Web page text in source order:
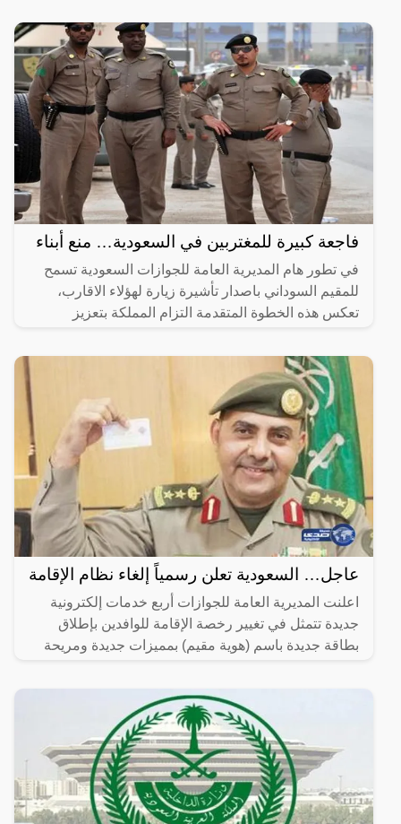
بإحلال
فاجعة كبيرة للمغتربين في السعودية… منع أبناء
في تطور هام المديرية العامة للجوازات السعودية تسمح
للمقيم السوداني باصدار تأشيرة زيارة لهؤلاء الاقارب،
تعكس هذه الخطوة المتقدمة التزام المملكة بتعزيز
عاجل… السعودية تعلن رسمياً إلغاء نظام الإقامة
اعلنت المديرية العامة للجوازات أربع خدمات إلكترونية
جديدة تتمثل في تغيير رخصة الإقامة للوافدين بإطلاق
بطاقة جديدة باسم (هوية مقيم) بمميزات جديدة ومريحة